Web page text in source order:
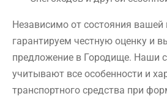
Независимо от состояния
гарантируем честную оценку и
предложение в Городище. Наши
учитывают все особенности и
транспортного средства при